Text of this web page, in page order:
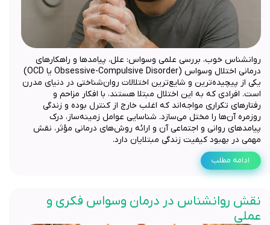
روانشناس خوب، بررسی علمی وسواس: علل، پیامدها و راهکارهای
درمانی اختلال وسواس (Obsessive-Compulsive Disorder یا OCD)
یکی از پیچیده‌ترین و شایع‌ترین اختلالات روان‌شناختی در دنیای مدرن
است. افرادی که به این اختلال مبتلا هستند، با افکار مزاحم و
رفتارهای تکراری مواجه‌اند که اغلب خارج از کنترل بوده و زندگی
روزمره آن‌ها را مختل می‌سازد. شناسایی عوامل زمینه‌ساز، درک
پیامدهای روانی و اجتماعی آن و ارائه روش‌های درمانی مؤثر، نقش
مهمی در بهبود کیفیت زندگی مبتلایان دارد.
ادامه مطلب
نقش روانشناس در درمان وسواس فکری و
عملی